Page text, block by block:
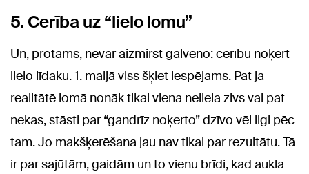
5. Cerība uz “lielo lomu”
Un, protams, nevar aizmirst galveno: cerību noķert
lielo līdaku. 1. maijā viss šķiet iespējams. Pat ja
realitātē lomā nonāk tikai viena neliela zivs vai pat
nekas, stāsti par “gandrīz noķerto” dzīvo vēl ilgi pēc
tam. Jo makšķerēšana jau nav tikai par rezultātu. Tā
ir par sajūtām, gaidām un to vienu brīdi, kad aukla